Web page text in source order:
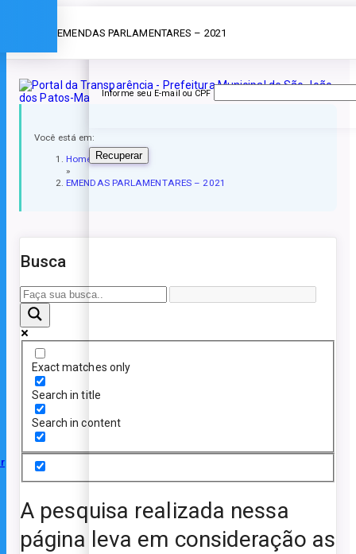
» EMENDAS PARLAMENTARES – 2021
Você está em:
Home
»
EMENDAS PARLAMENTARES – 2021
Busca
Exact matches only
Search in title
Search in content
A pesquisa realizada nessa
página leva em consideração as
Informe seu E-mail ou CPF
Recuperar